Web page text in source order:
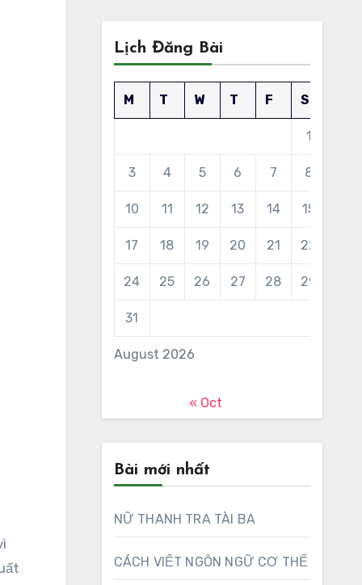
Lịch Đăng Bài
August 2026
M T W T F S
1
3 4 5 6 7 8
10 11 12 13 14 15
17 18 19 20 21 22
24 25 26 27 28 29
31
« Oct
Bài mới nhất
NỮ THANH TRA TÀI BA
CÁCH VIẾT NGÔN NGỮ CƠ THỂ